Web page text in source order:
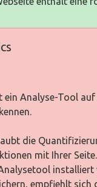
ein Analyse-Tool
die
mit Ihrer
installiert
empfiehlt sich